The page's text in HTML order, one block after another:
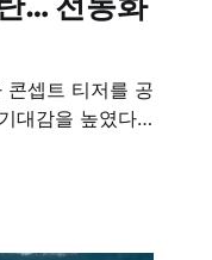
셉트 티저를 공
대감을 높였다.